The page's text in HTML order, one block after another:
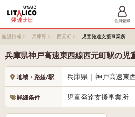
施設情報 > 兵庫県 > 西元町 > 児童発達支援事業所
兵庫県神戸高速東西線西元町駅の児
地域・路線/駅 兵庫県 | 神戸高速東
詳細条件 児童発達支援事業所